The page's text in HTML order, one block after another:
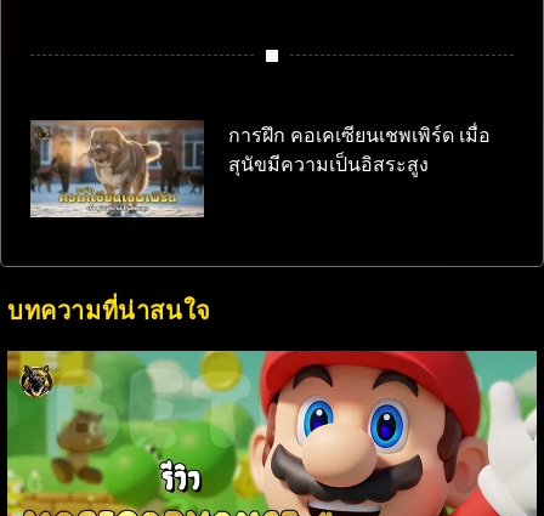
การฝึก คอเคเซียนเชพเพิร์ด เมื่อ
สุนัขมีความเป็นอิสระสูง
บทความที่น่าสนใจ